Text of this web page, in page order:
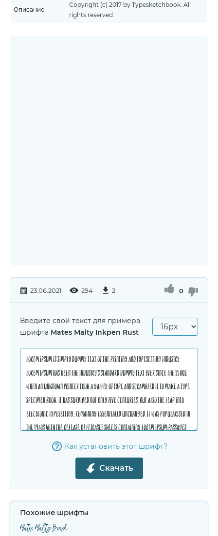
Описание
Copyright (c) 2017 by Typesketchbook. All
rights reserved.
23.06.2021 294 2 0
Введите свой текст для примера
шрифта Mates Malty Inkpen Rust
Как установить этот шрифт?
Скачать
Похожие шрифты
Mates Malty Brush